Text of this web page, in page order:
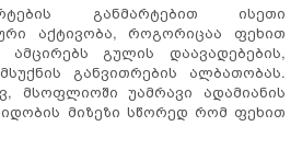
განმარტებით ისეთი
აქტივობა, როგორიცაა ფეხით
გულის დაავადებების,
განვითრების ალბათობას.
მსოფლიოში უამრავი ადამიანის
მიზეზი სწორედ რომ ფეხით